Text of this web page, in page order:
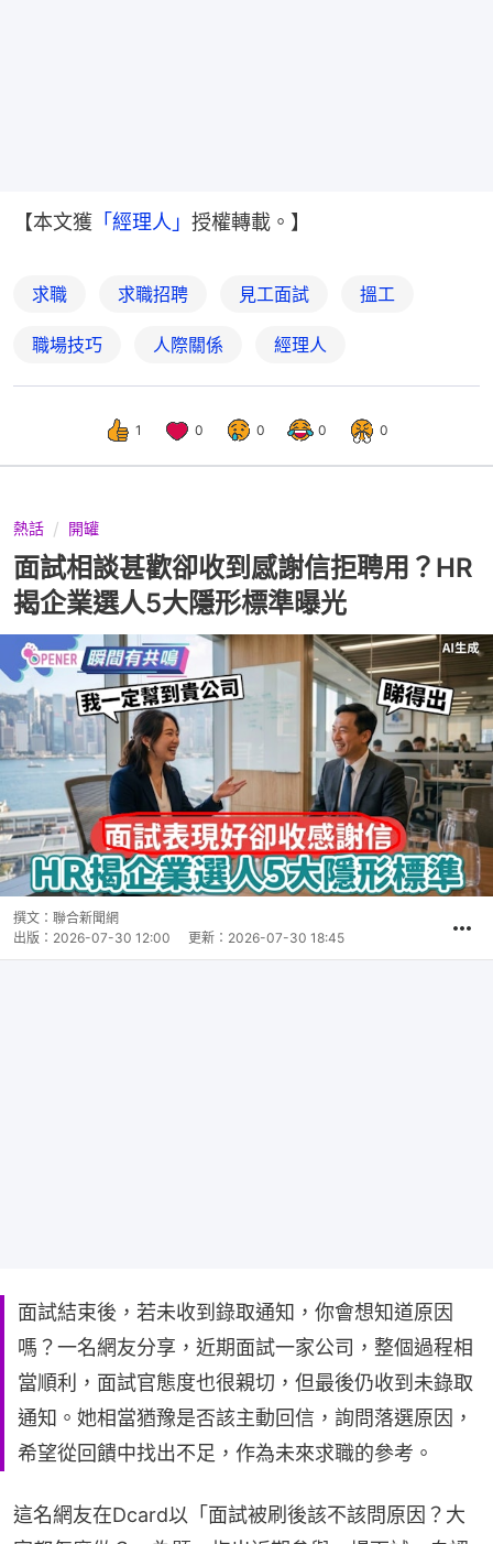
【本文獲 「經理人」 授權轉載。】
求職 求職招聘 見工面試 搵工
職場技巧 人際關係 經理人
1 0 0 0 0
熱話 開罐
面試相談甚歡卻收到感謝信拒聘用？HR
揭企業選人5大隱形標準曝光
撰文： 聯合新聞網
出版： 2026-07-30 12:00 更新： 2026-07-30 18:45
面試結束後，若未收到錄取通知，你會想知道原因
嗎？一名網友分享，近期面試一家公司，整個過程相
當順利，面試官態度也很親切，但最後仍收到未錄取
通知。她相當猶豫是否該主動回信，詢問落選原因，
希望從回饋中找出不足，作為未來求職的參考。
這名網友在Dcard以「面試被刷後該不該問原因？大